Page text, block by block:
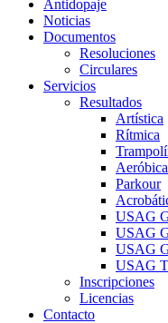
Antidopaje
Noticias
Documentos
Resoluciones
Circulares
Servicios
Resultados
Artística
Rítmica
Aeróbica
Parkour
USAG
USAG
USAG
USAG
Inscripciones
Licencias
Contacto